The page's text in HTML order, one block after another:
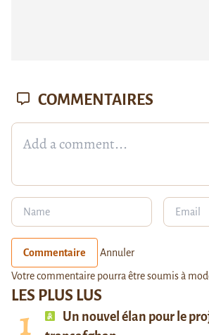
LES PLUS LUS
Un nouvel élan pour le
COMMENTAIRES
Commentaire Annuler
Votre commentaire pourra être soumis à